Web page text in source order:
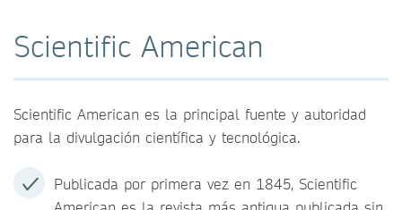
Scientific American
Scientific American es la principal fuente y autoridad
para la divulgación científica y tecnológica.
Publicada por primera vez en 1845, Scientific